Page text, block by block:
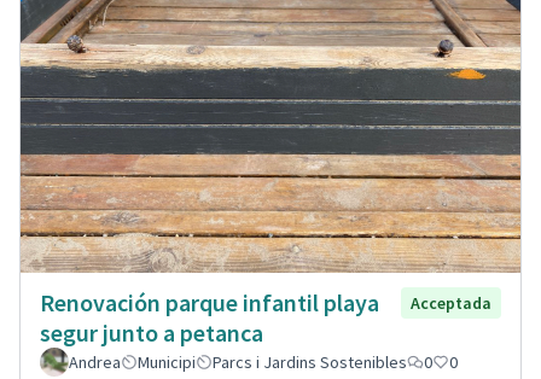
Renovación parque infantil playa
segur junto a petanca
Acceptada
Andrea Municipi Parcs i Jardins Sostenibles 0 0